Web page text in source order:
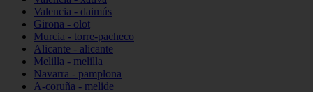
Valencia - daimús
Girona - olot
Murcia - torre-pacheco
Alicante - alicante
Melilla - melilla
Navarra - pamplona
A-coruña - melide